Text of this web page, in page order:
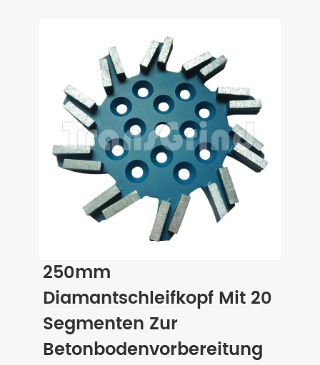
250mm
Diamantschleifkopf Mit 20
Segmenten Zur
Betonbodenvorbereitung